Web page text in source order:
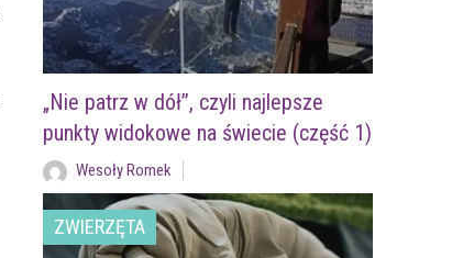
„Nie patrz w dół”, czyli najlepsze
punkty widokowe na świecie (część 1)
Wesoły Romek
ZWIERZĘTA